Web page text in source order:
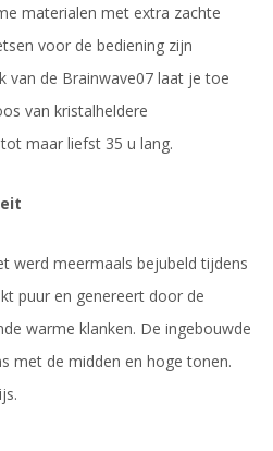
materialen met extra zachte
voor de bediening zijn
van de Brainwave07 laat je toe
van kristalheldere
maar liefst 35 u lang.
werd meermaals bejubeld tijdens
puur en genereert door de
warme klanken. De ingebouwde
met de midden en hoge tonen.